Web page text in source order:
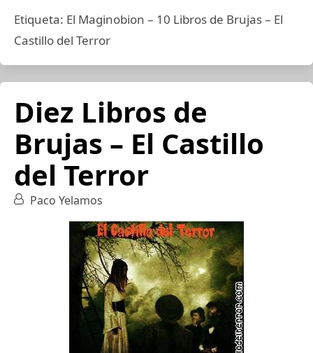
Etiqueta: El Maginobion – 10 Libros de Brujas – El
Castillo del Terror
Diez Libros de
Brujas – El Castillo
del Terror
Paco Yelamos